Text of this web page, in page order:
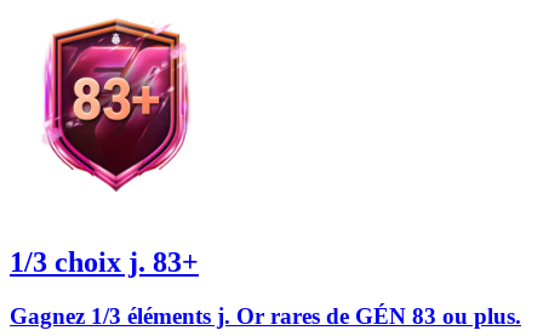
1/3 choix j. 83+
Gagnez 1/3 éléments j. Or rares de GÉN 83 ou plus.